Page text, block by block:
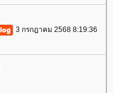
3 กรกฎาคม 2568 8:19:36